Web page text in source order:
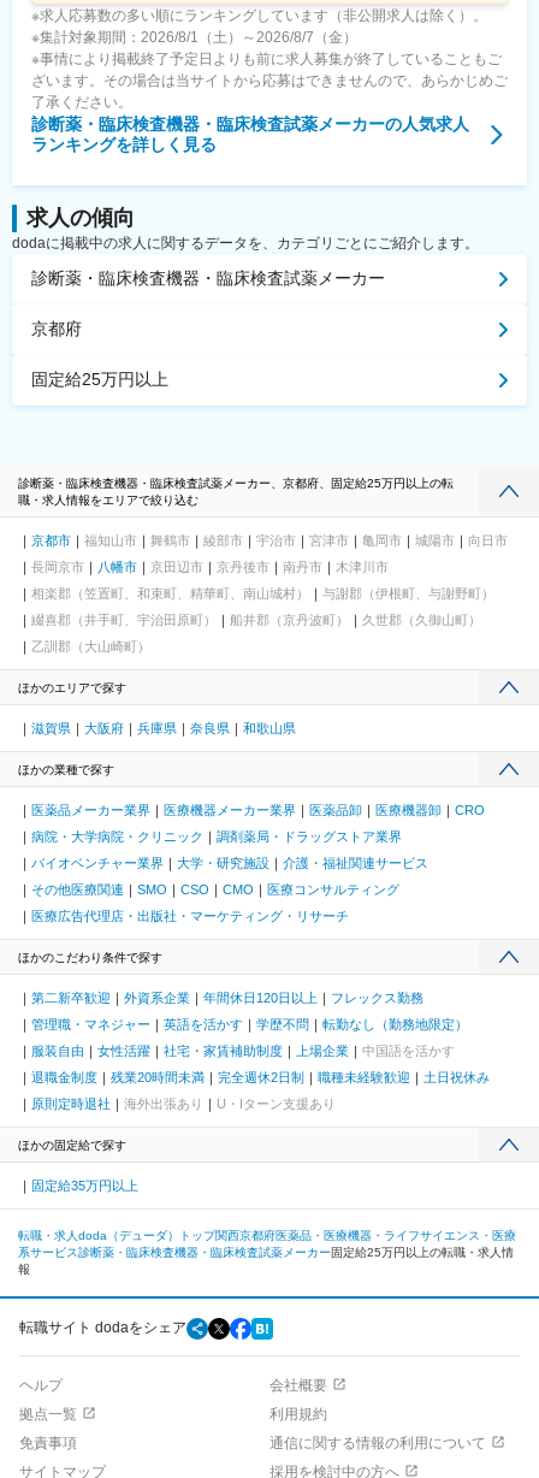
※求人応募数の多い順にランキングしています（非公開求人は除く）。
※集計対象期間：2026/8/1（土）～2026/8/7（金）
※事情により掲載終了予定日よりも前に求人募集が終了していることもご
ざいます。その場合は当サイトから応募はできませんので、あらかじめご
了承ください。
診断薬・臨床検査機器・臨床検査試薬メーカーの人気求人
ランキングを詳しく見る
求人の傾向
dodaに掲載中の求人に関するデータを、カテゴリごとにご紹介します。
診断薬・臨床検査機器・臨床検査試薬メーカー
京都府
固定給25万円以上
診断薬・臨床検査機器・臨床検査試薬メーカー、京都府、固定給25万円以上の転
職・求人情報をエリアで絞り込む
京都市 福知山市 舞鶴市 綾部市 宇治市 宮津市 亀岡市 城陽市
向日市
長岡京市
八幡市 京田辺市 京丹後市 南丹市
木津川市
相楽郡（笠置町、和束町、精華町、南山城村）
与謝郡（伊根町、与謝野町）
綴喜郡（井手町、宇治田原町）
船井郡（京丹波町）
久世郡（久御山町）
乙訓郡（大山崎町）
ほかのエリアで探す
滋賀県 大阪府 兵庫県 奈良県 和歌山県
ほかの業種で探す
医薬品メーカー業界 医療機器メーカー業界 医薬品卸 医療機器卸
CRO
病院・大学病院・クリニック
調剤薬局・ドラッグストア業界
バイオベンチャー業界
大学・研究施設
介護・福祉関連サービス
その他医療関連
SMO CSO CMO
医療コンサルティング
医療広告代理店・出版社・マーケティング・リサーチ
ほかのこだわり条件で探す
第二新卒歓迎 外資系企業 年間休日120日以上
フレックス勤務
管理職・マネジャー
英語を活かす 学歴不問
転勤なし（勤務地限定）
服装自由
女性活躍 社宅・家賃補助制度 上場企業
中国語を活かす
退職金制度
残業20時間未満 完全週休2日制 職種未経験歓迎
土日祝休み
原則定時退社
海外出張あり U・Iターン支援あり
ほかの固定給で探す
固定給35万円以上
転職・求人doda（デューダ）トップ関西京都府医薬品・医療機器・ライフサイエンス・医療
系サービス診断薬・臨床検査機器・臨床検査試薬メーカー固定給25万円以上の転職・求人情
報
転職サイト dodaをシェア
ヘルプ
会社概要
拠点一覧
利用規約
免責事項
通信に関する情報の利用について
サイトマップ
採用を検討中の方へ